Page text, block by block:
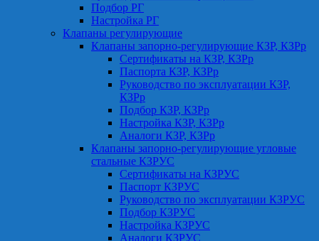
Подбор РГ
Настройка РГ
Клапаны регулирующие
Клапаны запорно-регулирующие КЗР, КЗРр
Сертификаты на КЗР, КЗРр
Паспорта КЗР, КЗРр
Руководство по эксплуатации КЗР,
КЗРр
Подбор КЗР, КЗРр
Настройка КЗР, КЗРр
Аналоги КЗР, КЗРр
Клапаны запорно-регулирующие угловые
стальные КЗРУС
Сертификаты на КЗРУС
Паспорт КЗРУС
Руководство по эксплуатации КЗРУС
Подбор КЗРУС
Настройка КЗРУС
Аналоги КЗРУС